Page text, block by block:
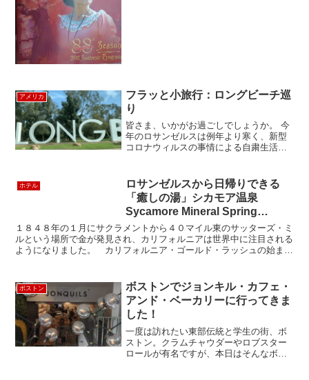
アメリカ
フラッと小旅行：ロングビーチ巡
り
皆さま、いかがお過ごしでしょうか。 今
年のロサンゼルスは例年より寒く、新型
コロナウィルスの事情による自粛生活も
感じて、先日ロングビーチを散策するこ
とにしました！ ロ...
ホテル
ロサンゼルスから日帰りできる
「癒しの湯」シカモア温泉
Sycamore Mineral Spring
Resort
１８４８年の１月にサクラメントから４０マイル東のサッターズ・ミ
ルという場所で金が発見され、カリフォルニアは世界中に注目される
ようになりました。 カリフォルニア・ゴールド・ラッシュの始まり
ボストン
ボストンでジョンキル・カフェ・
アンド・ベーカリーに行ってきま
した！
一度は訪れたい東部伝統と学生の街、ボ
ストン。クラムチャウダーやロブスター
ロールが有名ですが、本日はそんなボス